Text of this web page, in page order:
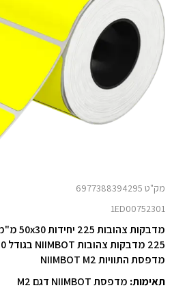
מק"ט 6977388394295
1ED00752301
מדבקות צהובות 225 יחידות 50x30 מ"מ מבית NIIMBOT
מדפסת התוויות NIIMBOT M2
תאימות: מדפסת NIIMBOT דגם M2